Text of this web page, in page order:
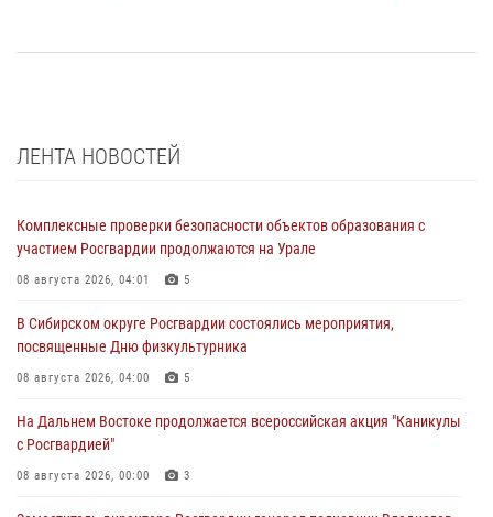
ЛЕНТА НОВОСТЕЙ
Комплексные проверки безопасности объектов образования с
участием Росгвардии продолжаются на Урале
08 августа 2026, 04:01 5
В Сибирском округе Росгвардии состоялись мероприятия,
посвященные Дню физкультурника
08 августа 2026, 04:00 5
На Дальнем Востоке продолжается всероссийская акция "Каникулы
с Росгвардией"
08 августа 2026, 00:00 3